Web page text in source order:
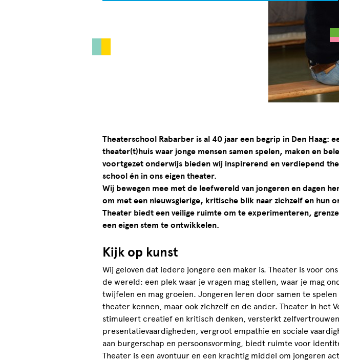
Theaterschool Rabarber is al 40 jaar een begrip in Den Haag:
theater(t)huis waar jonge mensen samen spelen, maken en
voortgezet onderwijs bieden wij inspirerend en verdiepend
school én in ons eigen theater.
Wij bewegen mee met de leefwereld van jongeren en dagen
om met een nieuwsgierige, kritische blik naar zichzelf en hun
Theater biedt een veilige ruimte om te experimenteren,
een eigen stem te ontwikkelen.
Kijk op kunst
Wij geloven dat iedere jongere een maker is. Theater is voor
de wereld: een plek waar je vragen mag stellen, waar je mag
twijfelen en mag groeien. Jongeren leren door samen te
theater kennen, maar ook zichzelf en de ander. Theater in het
stimuleert creatief en kritisch denken, versterkt
presentatievaardigheden, vergroot empathie en sociale
aan burgerschap en persoonsvorming, biedt ruimte voor
Theater is een avontuur en een krachtig middel om jongeren